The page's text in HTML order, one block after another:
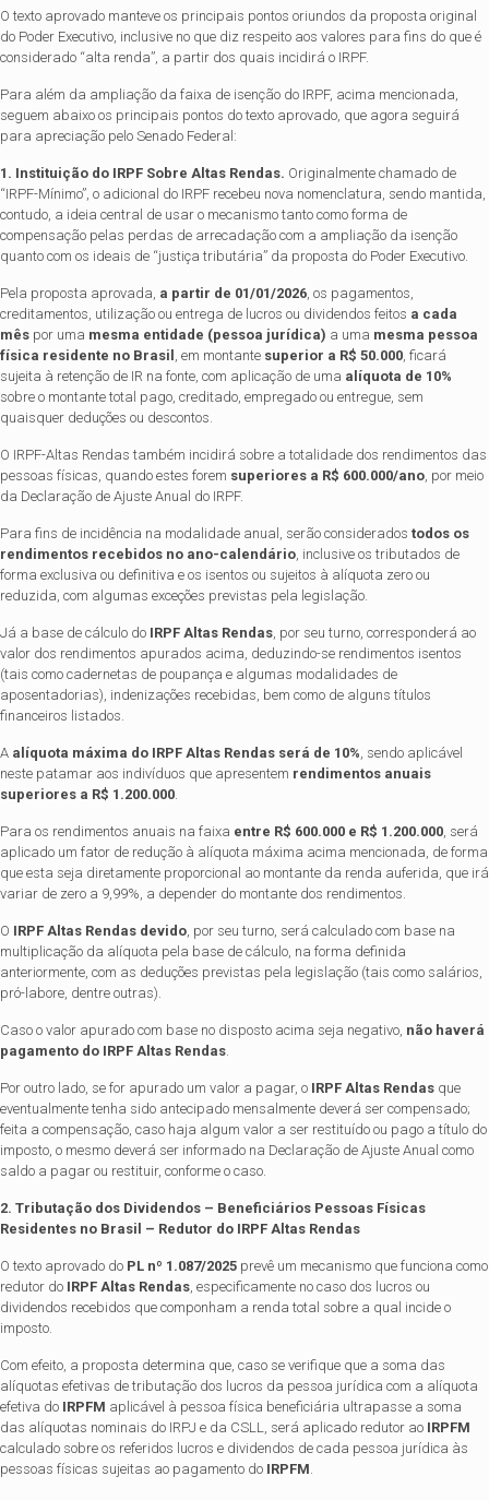
O texto aprovado manteve os principais pontos oriundos da proposta original
do Poder Executivo, inclusive no que diz respeito aos valores para fins do que é
considerado “alta renda”, a partir dos quais incidirá o IRPF.
Para além da ampliação da faixa de isenção do IRPF, acima mencionada,
seguem abaixo os principais pontos do texto aprovado, que agora seguirá
para apreciação pelo Senado Federal:
1. Instituição do IRPF Sobre Altas Rendas. Originalmente chamado de
“IRPF-Mínimo”, o adicional do IRPF recebeu nova nomenclatura, sendo mantida,
contudo, a ideia central de usar o mecanismo tanto como forma de
compensação pelas perdas de arrecadação com a ampliação da isenção
quanto com os ideais de “justiça tributária” da proposta do Poder Executivo.
Pela proposta aprovada, a partir de 01/01/2026, os pagamentos,
creditamentos, utilização ou entrega de lucros ou dividendos feitos a cada
mês por uma mesma entidade (pessoa jurídica) a uma mesma pessoa
física residente no Brasil , em montante superior a R$ 50.000, ficará
sujeita à retenção de IR na fonte, com aplicação de uma alíquota de 10%
sobre o montante total pago, creditado, empregado ou entregue, sem
quaisquer deduções ou descontos.
O IRPF-Altas Rendas também incidirá sobre a totalidade dos rendimentos das
pessoas físicas, quando estes forem superiores a R$ 600.000/ano, por meio
da Declaração de Ajuste Anual do IRPF.
Para fins de incidência na modalidade anual, serão considerados todos os
rendimentos recebidos no ano-calendário, inclusive os tributados de
forma exclusiva ou definitiva e os isentos ou sujeitos à alíquota zero ou
reduzida, com algumas exceções previstas pela legislação.
Já a base de cálculo do IRPF Altas Rendas, por seu turno, corresponderá ao
valor dos rendimentos apurados acima, deduzindo-se rendimentos isentos
(tais como cadernetas de poupança e algumas modalidades de
aposentadorias), indenizações recebidas, bem como de alguns títulos
financeiros listados.
A alíquota máxima do IRPF Altas Rendas será de 10%, sendo aplicável
neste patamar aos indivíduos que apresentem rendimentos anuais
superiores a R$ 1.200.000.
Para os rendimentos anuais na faixa entre R$ 600.000 e R$ 1.200.000, será
aplicado um fator de redução à alíquota máxima acima mencionada, de forma
que esta seja diretamente proporcional ao montante da renda auferida, que irá
variar de zero a 9,99%, a depender do montante dos rendimentos.
O IRPF Altas Rendas devido, por seu turno, será calculado com base na
multiplicação da alíquota pela base de cálculo, na forma definida
anteriormente, com as deduções previstas pela legislação (tais como salários,
pró-labore, dentre outras).
Caso o valor apurado com base no disposto acima seja negativo, não haverá
pagamento do IRPF Altas Rendas.
Por outro lado, se for apurado um valor a pagar, o IRPF Altas Rendas que
eventualmente tenha sido antecipado mensalmente deverá ser compensado;
feita a compensação, caso haja algum valor a ser restituído ou pago a título do
imposto, o mesmo deverá ser informado na Declaração de Ajuste Anual como
saldo a pagar ou restituir, conforme o caso.
2. Tributação dos Dividendos – Beneficiários Pessoas Físicas
Residentes no Brasil – Redutor do IRPF Altas Rendas
O texto aprovado do PL nº 1.087/2025 prevê um mecanismo que funciona como
redutor do IRPF Altas Rendas, especificamente no caso dos lucros ou
dividendos recebidos que componham a renda total sobre a qual incide o
imposto.
Com efeito, a proposta determina que, caso se verifique que a soma das
alíquotas efetivas de tributação dos lucros da pessoa jurídica com a alíquota
efetiva do IRPFM aplicável à pessoa física beneficiária ultrapasse a soma
das alíquotas nominais do IRPJ e da CSLL, será aplicado redutor ao IRPFM
calculado sobre os referidos lucros e dividendos de cada pessoa jurídica às
pessoas físicas sujeitas ao pagamento do IRPFM.